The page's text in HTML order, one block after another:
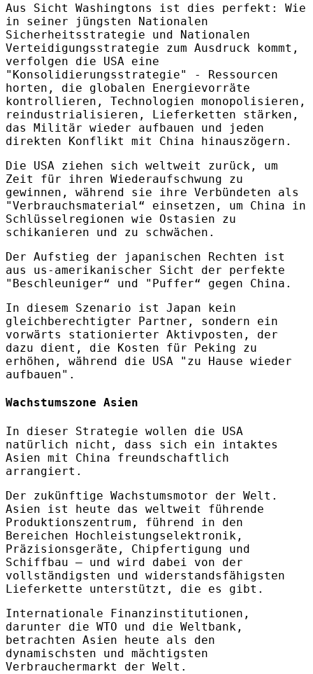
Aus Sicht Washingtons ist dies perfekt: Wie
in seiner jüngsten Nationalen
Sicherheitsstrategie und Nationalen
Verteidigungsstrategie zum Ausdruck kommt,
verfolgen die USA eine
"Konsolidierungsstrategie" - Ressourcen
horten, die globalen Energievorräte
kontrollieren, Technologien monopolisieren,
reindustrialisieren, Lieferketten stärken,
das Militär wieder aufbauen und jeden
direkten Konflikt mit China hinauszögern.
Die USA ziehen sich weltweit zurück, um
Zeit für ihren Wiederaufschwung zu
gewinnen, während sie ihre Verbündeten als
"Verbrauchsmaterial“ einsetzen, um China in
Schlüsselregionen wie Ostasien zu
schikanieren und zu schwächen.
Der Aufstieg der japanischen Rechten ist
aus us-amerikanischer Sicht der perfekte
"Beschleuniger“ und "Puffer“ gegen China.
In diesem Szenario ist Japan kein
gleichberechtigter Partner, sondern ein
vorwärts stationierter Aktivposten, der
dazu dient, die Kosten für Peking zu
erhöhen, während die USA "zu Hause wieder
aufbauen".
Wachstumszone Asien
In dieser Strategie wollen die USA
natürlich nicht, dass sich ein intaktes
Asien mit China freundschaftlich
arrangiert.
Der zukünftige Wachstumsmotor der Welt.
Asien ist heute das weltweit führende
Produktionszentrum, führend in den
Bereichen Hochleistungselektronik,
Präzisionsgeräte, Chipfertigung und
Schiffbau – und wird dabei von der
vollständigsten und widerstandsfähigsten
Lieferkette unterstützt, die es gibt.
Internationale Finanzinstitutionen,
darunter die WTO und die Weltbank,
betrachten Asien heute als den
dynamischsten und mächtigsten
Verbrauchermarkt der Welt.